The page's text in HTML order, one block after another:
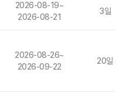
2026-08-19~
2026-08-21
3일
2026-08-26~
2026-09-22
20일